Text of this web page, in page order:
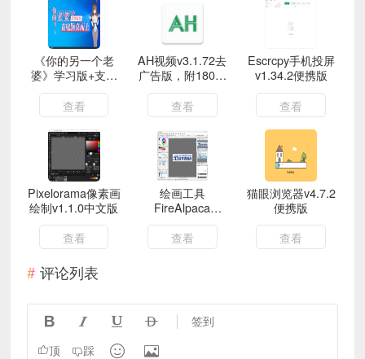
《你的另一个老
婆》学习版+支持
者包
查看
AH视频v3.1.72去
广告版，附180个
源
查看
Escrcpy手机投屏
v1.34.2便携版
查看
Pixelorama像素画
绘制v1.1.0中文版
查看
绘画工具
FireAlpaca
v2.14.0绿色版
查看
猫眼浏览器v4.7.2
便携版
查看
评论列表
    签到
顶 踩  